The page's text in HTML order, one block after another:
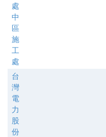
處
中
區
施
工
處
台
灣
電
力
股
份